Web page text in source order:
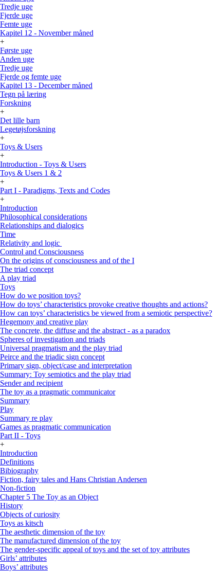
Tredje uge
Fjerde uge
Femte uge
Kapitel 12 - November måned
+
Første uge
Anden uge
Tredje uge
Fjerde og femte uge
Kapitel 13 - December måned
Tegn på læring
Forskning
+
Det lille barn
Legetøjsforskning
+
Toys & Users
+
Introduction - Toys & Users
Toys & Users 1 & 2
+
Part I - Paradigms, Texts and Codes
+
Introduction
Philosophical considerations
Relationships and dialogics
Time
Relativity and logic
Control and Consciousness
On the origins of consciousness and of the I
The triad concept
A play triad
Toys
How do we position toys?
How do toys’ characteristics provoke creative thoughts and actions?
How can toys’ characteristics be viewed from a semiotic perspective?
Hegemony and creative play
The concrete, the diffuse and the abstract - as a paradox
Spheres of investigation and triads
Universal pragmatism and the play triad
Peirce and the triadic sign concept
Primary sign, object/case and interpretation
Summary: Toy semiotics and the play triad
Sender and recipient
The toy as a pragmatic communicator
Summary
Play
Summary re play
Games as pragmatic communication
Part II - Toys
+
Introduction
Definitions
Bibiography
Fiction, fairy tales and Hans Christian Andersen
Non-fiction
Chapter 5 The Toy as an Object
History
Objects of curiosity
Toys as kitsch
The aesthetic dimension of the toy
The manufactured dimension of the toy
The gender-specific appeal of toys and the set of toy attributes
Girls’ attributes
Boys’ attributes